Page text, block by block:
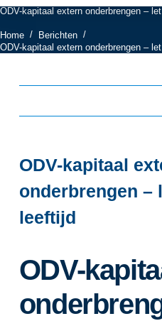
ODV-kapitaal extern onderbrengen –
Home / Berichten /
ODV-kapitaal extern onderbrengen –
ODV-kapitaal
onderbrengen –
leeftijd
ODV-